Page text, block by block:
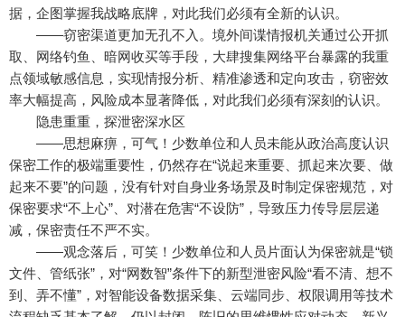
据，企图掌握我战略底牌，对此我们必须有全新的认识。
——窃密渠道更加无孔不入。境外间谍情报机关通过公开抓
取、网络钓鱼、暗网收买等手段，大肆搜集网络平台暴露的我重
点领域敏感信息，实现情报分析、精准渗透和定向攻击，窃密效
率大幅提高，风险成本显著降低，对此我们必须有深刻的认识。
隐患重重，探泄密深水区
——思想麻痹，可气！少数单位和人员未能从政治高度认识
保密工作的极端重要性，仍然存在“说起来重要、抓起来次要、做
起来不要”的问题，没有针对自身业务场景及时制定保密规范，对
保密要求“不上心”、对潜在危害“不设防”，导致压力传导层层递
减，保密责任不严不实。
——观念落后，可笑！少数单位和人员片面认为保密就是“锁
文件、管纸张”，对“网数智”条件下的新型泄密风险“看不清、想不
到、弄不懂”，对智能设备数据采集、云端同步、权限调用等技术